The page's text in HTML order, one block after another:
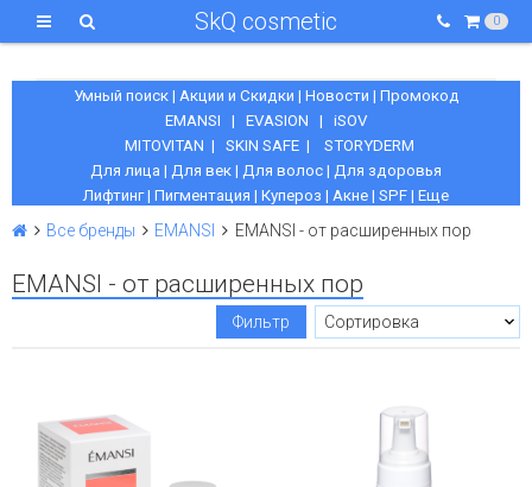
SkQ cosmetic 0
Умный поиск| Акции и Скидки | Новости | Промокод
EMANSI | EVASION | iSOV
MITOVITAN | SKIN SAFE | STORYDERM
Для лица | Для век | Для волос | Для здоровья
Лифтинг| Пигментация | Купероз | Акне | SPF | Еще
Все бренды EMANSI EMANSI - от расширенных пор
EMANSI - от расширенных пор
Фильтр